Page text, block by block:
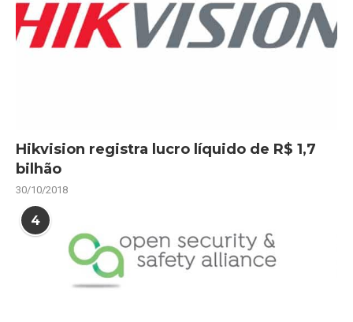
Hikvision registra lucro líquido de R$ 1,7
bilhão
30/10/2018
4